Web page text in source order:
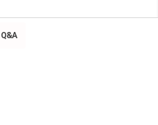
Q&A